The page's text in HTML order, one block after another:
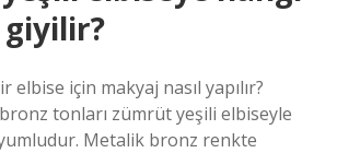
için makyaj nasıl yapılır?
tonları zümrüt yeşili elbiseyle
Metalik bronz renkte